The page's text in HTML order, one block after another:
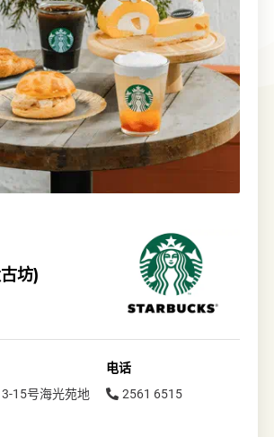
坊)
15号海光苑地
电话
2561 6515